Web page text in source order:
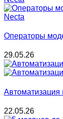
Операторы
29.05.26
22.05.26